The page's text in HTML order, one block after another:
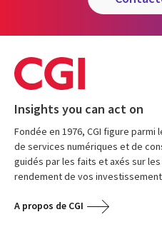
Insights you can act on
Fondée en 1976, CGI figure
de services numériques et de
guidés par les faits et axés sur
rendement de vos
A propos de CGI